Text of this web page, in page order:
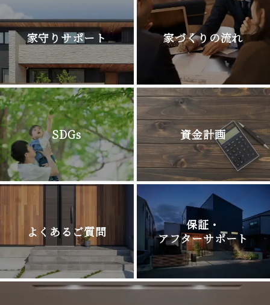
家守りサポート 家づくりの流れ
SDGs 資金計画
よくあるご質問
保証・
アフターサポート